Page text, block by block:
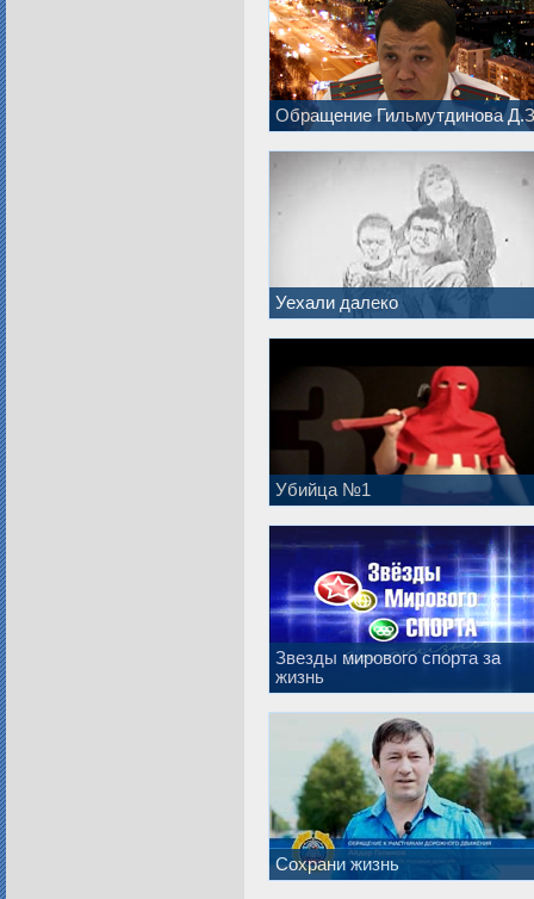
Обращение Гильмутдинова
Уехали далеко
Убийца №1
Звезды мирового спорта за
жизнь
Сохрани жизнь